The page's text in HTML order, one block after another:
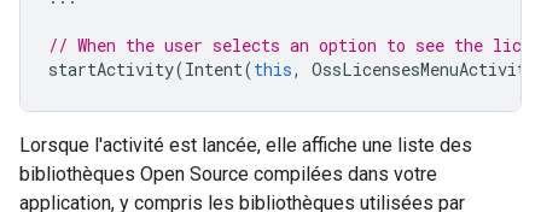
// When the user selects an option to see the
startActivity(Intent(this, OssLicensesMenuActivity
Lorsque l'activité est lancée, elle affiche une liste des
bibliothèques Open Source compilées dans votre
application, y compris les bibliothèques utilisées par